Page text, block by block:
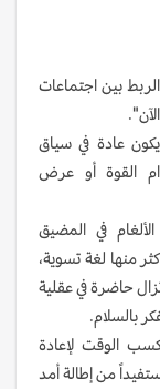
بين اجتماعات
عادة في سياق
القوة أو عرض
في المضيق
منها لغة تسوية،
تزال حاضرة في عقلية
بالسلام.
الوقت لإعادة
من إطالة أمد